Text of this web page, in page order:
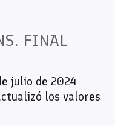
FINAL
julio de 2024
los valores